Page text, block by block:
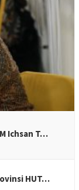
Ichsan T…
HUT…